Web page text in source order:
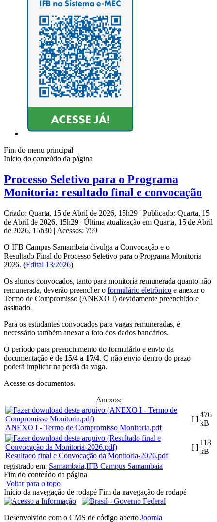
Fim do menu principal
Início do conteúdo da página
Processo Seletivo para o Programa
Monitoria: resultado final e convocação
Criado: Quarta, 15 de Abril de 2026, 15h29 | Publicado: Quarta, 15
de Abril de 2026, 15h29 | Última atualização em Quarta, 15 de Abril
de 2026, 15h30 | Acessos: 759
O IFB Campus Samambaia divulga a Convocação e o
Resultado Final do Processo Seletivo para o Programa Monitoria
2026. (Edital 13/2026)
Os alunos convocados, tanto para monitoria remunerada quanto não
remunerada, deverão preencher o formulário eletrônico e anexar o
Termo de Compromisso (ANEXO I) devidamente preenchido e
assinado.
Para os estudantes convocados para vagas remuneradas, é
necessário também anexar a foto dos dados bancários.
O período para preenchimento do formulário e envio da
documentação é de 15/4 a 17/4. O não envio dentro do prazo
poderá implicar na perda da vaga.
Acesse os documentos.
Anexos:
ANEXO I - Termo de Compromisso Monitoria.pdf
[ ]
476
kB
Resultado final e Convocação da Monitoria-2026.pdf
[ ]
113
kB
registrado em: Samambaia,IFB Campus Samambaia
Fim do conteúdo da página
Voltar para o topo
Início da navegação de rodapé Fim da navegação de rodapé
Desenvolvido com o CMS de código aberto Joomla